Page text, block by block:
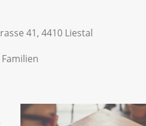
41, 4410 Liestal